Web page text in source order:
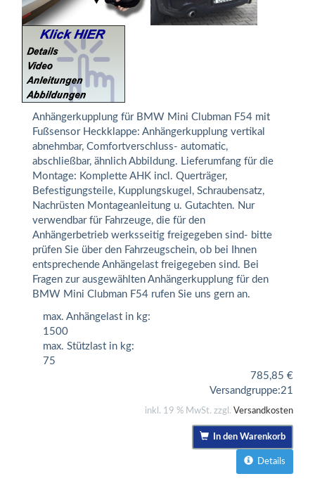
Anhängerkupplung für BMW Mini Clubman F54 mit
Fußsensor Heckklappe: Anhängerkupplung vertikal
abnehmbar, Comfortverschluss- automatic,
abschließbar, ähnlich Abbildung. Lieferumfang für die
Montage: Komplette AHK incl. Querträger,
Befestigungsteile, Kupplungskugel, Schraubensatz,
Nachrüsten Montageanleitung u. Gutachten. Nur
verwendbar für Fahrzeuge, die für den
Anhängerbetrieb werksseitig freigegeben sind- bitte
prüfen Sie über den Fahrzeugschein, ob bei Ihnen
entsprechende Anhängelast freigegeben sind. Bei
Fragen zur ausgewählten Anhängerkupplung für den
BMW Mini Clubman F54 rufen Sie uns gern an.
max. Anhängelast in kg:
1500
max. Stützlast in kg:
75
785,85 €
Versandgruppe:21
inkl. 19 % MwSt. zzgl. Versandkosten
In den Warenkorb
Details